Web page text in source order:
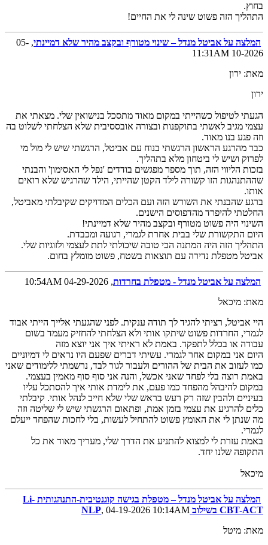
בחוץ.
התהליך הזה פשוט שינה לי את החיים!
המלצה על אביטל מנדל – שינוי מטורף ובקצב מהיר שלא דמיינתי , 05-
10-2026 11:31AM
מאת: ירון
ירון
הגעתי לטיפול כשהייתי במקום מאוד מתסכל בנישואין שלי. מצאתי את
עצמי מגיב לאשתי בתוקפנות ובצורה אובססיבית שלא הצלחתי לשלוט בה
וזה פגע בנו מאוד.
כבר מהרגע הראשון הרגשתי בנוח עם אביטל, הרגשתי שיש לי מול מי
לפרוק ושיש לי ביטחון מלא בתהליך.
בזכות הליווי הזה, תוך מספר מפגשים בודדים 'נפל לי האסימון' והבנתי
שההתנהגות הזו קשורה לילד הקטן שהייתי, הילד שהרגיש שלא רואים
אותו.
ברגע שהבנתי את השורש הזה ועם הכלים המדויקים שקיבלתי מאביטל,
החלטתי להיפרד מהדפוסים הישנים.
השינוי היה פשוט מטורף ובקצב מהיר שלא דמיינתי!
היום התקשורת שלי בבית אחרת לגמרי, רגועה ומכבדת.
התהליך הזה היה המתנה הכי טובה שיכולתי לתת לעצמי ולזוגיות שלי.
אביטל מטפלת נדירה עם תוצאות בשטח, פשוט מומלץ בחום.
המלצה על אביטל מנדל - מטפלת בחרדות, 04-29-2026 10:54AM
מאת: מיכאל
היי אביטל, רציתי להגיד לך תודה ענקית. לפני שהגעתי אלייך הייתי אבוד
לגמרי, החרדות פשוט שיתקו אותי ולא הצלחתי להחזיק מעמד בשום
עבודה או בכלל לתפקד. באמת לא ראיתי איך אני יוצא מזה
היום אני במקום אחר לגמרי. עשיתי דברים שפעם היו נראים לי דמיוניים
כמו לעזוב את הבית של ההורים ולעבור לגור לבד, נרשמתי ללימודים שאני
באמת רוצה בלי לפחד שאני אכשל, והנה אני סוף סוף מאמין בעצמי.
במקום להיבהל מהפחד כמו פעם, את לימדת אותי איך להסתכל עליו
בעיניים ולהבין שזה רק רעש בראש שלי שלא חייב לנהל אותי. קיבלתי
כלים להרגיע את עצמי בזמן אמת, ופתאום הרגשתי שיש לי שליטה וזה
מה שנתן לי את האומץ פשוט להתחיל לעשות, בלי לחכות שהפחד ייעלם
לגמרי.
באמת עזרת לי למצוא להתניע את הדרך שלי, מעריך מאוד את כל
התקופה שלנו יחד.
מיכאל
המלצה על אביטל מנדל – מטפלת בגישה קוגנטיבית-התנהגותית Li-
CBT-ACT בשילוב NLP
, 04-19-2026 10:14AM
מאת: מיטל